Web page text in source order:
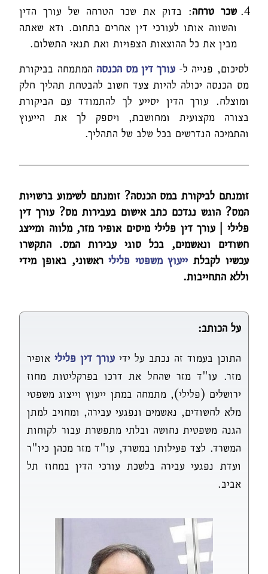
שכר טרחה: בדוק את שכר הטרחה של עורך הדין
והשווה אותו לעורכי דין אחרים בתחום. ודא שאתה
מבין את כל ההוצאות הצפויות ואת תנאי התשלום.
לסיכום, פנייה ל- עורך דין מס הכנסה המתמחה בביקורת
מס הכנסה יכולה להיות צעד חשוב להבטחת תהליך חלק
ומוצלח. עורך הדין יסייע לך להתמודד עם הביקורת
בצורה מקצועית ומחושבת, ויספק לך את הייעוץ
והתמיכה הנדרשים בכל שלב של התהליך.
זומנתם לביקורת במס הכנסה? זומנתם לשימוע ברשויות
המס? הוגש נגדכם כתב אישום בעבירות מס? עורך דין
פלילי | עורך דין פלילי מיסים אופיר מזר, מלווה ומייצג
חשודים ונאשמים, בכל סוגי עבירות המס. התקשרו
עכשיו לקבלת ייעוץ משפטי פליליראשוני, באופן מידי
וללא התחייבות.
על הכותב:
התוכן בעמוד זה נכתב על ידי עורך דין פליליאופיר
מזר. עו"ד מזר שהחל את דרכו בפרקליטות מחוז
ירושלים (פלילי), מתמחה במתן ייעוץ וייצוג משפטי
מלא לחשודים, נאשמים ונפגעי עבירה, ומחויב למתן
הגנה משפטית נחושה ובלתי מתפשרת עבור לקוחות
המשרד. לצד פעילותו במשרד, עו"ד מזר מכהן כיו"ר
ועדת נפגעי עבירה בלשכת עורכי הדין במחוז תל
אביב.